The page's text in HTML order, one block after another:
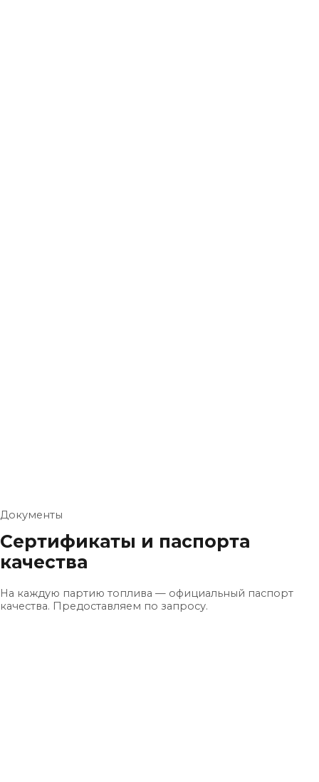
Документы
Сертификаты и паспорта
качества
На каждую партию топлива — официальный паспорт
качества. Предоставляем по запросу.